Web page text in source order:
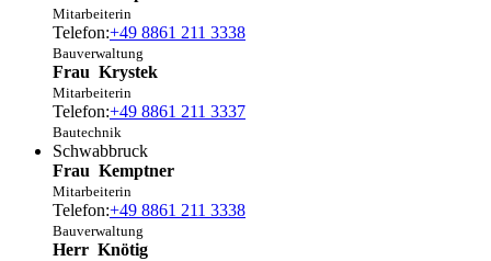
Mitarbeiterin
Telefon:+49 8861 211 3338
Bauverwaltung
Frau Krystek
Mitarbeiterin
Telefon:+49 8861 211 3337
Bautechnik
Schwabbruck
Frau Kemptner
Mitarbeiterin
Telefon:+49 8861 211 3338
Bauverwaltung
Herr Knötig